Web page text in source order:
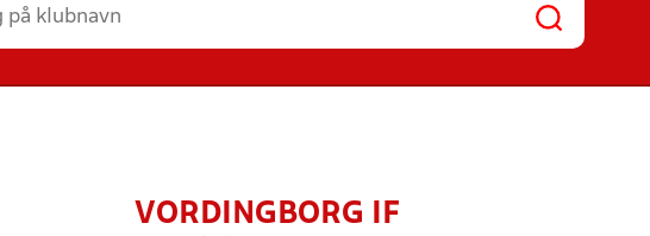
VORDINGBORG IF